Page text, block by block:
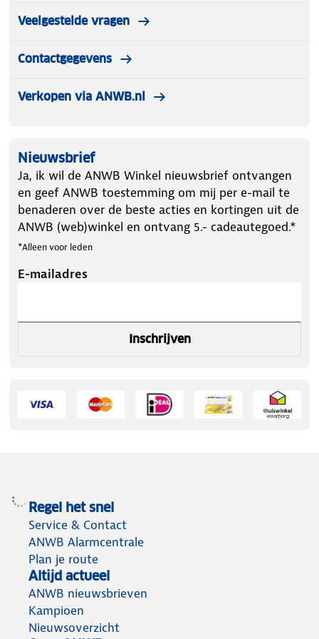
Veelgestelde vragen
Contactgegevens
Verkopen via ANWB.nl
Nieuwsbrief
Ja, ik wil de ANWB Winkel nieuwsbrief ontvangen
en geef ANWB toestemming om mij per e-mail te
benaderen over de beste acties en kortingen uit de
ANWB (web)winkel en ontvang 5.- cadeautegoed.*
*Alleen voor leden
E-mailadres
Inschrijven
Regel het snel
Service & Contact
ANWB Alarmcentrale
Plan je route
Altijd actueel
ANWB nieuwsbrieven
Kampioen
Nieuwsoverzicht